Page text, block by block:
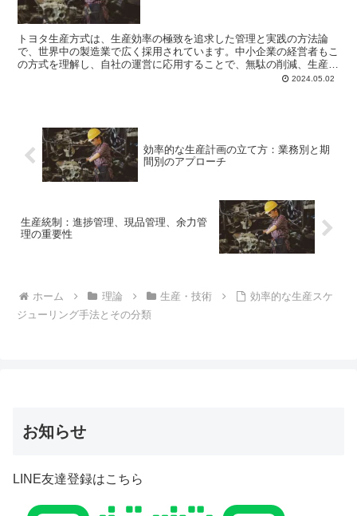
トヨタ生産方式は、生産効率の極致を追求した管理と実践の方法論
で、世界中の製造業で広く採用されています。中小企業の経営者もこ
の方式を理解し、自社の運営に応用することで、無駄の削減、生産性
の向上、そしてコスト削減を実現できます。ここでは、トヨタ...
2024.05.02
効率的な生産計画の立て方：業務別と期
間別のアプローチ
生産統制：進捗管理、現品管理、余力管
理の重要性
ホーム 理論 生産・技術
効率的な生産スケ
ジューリング手法とその分類
お知らせ
LINE友達登録はこちら